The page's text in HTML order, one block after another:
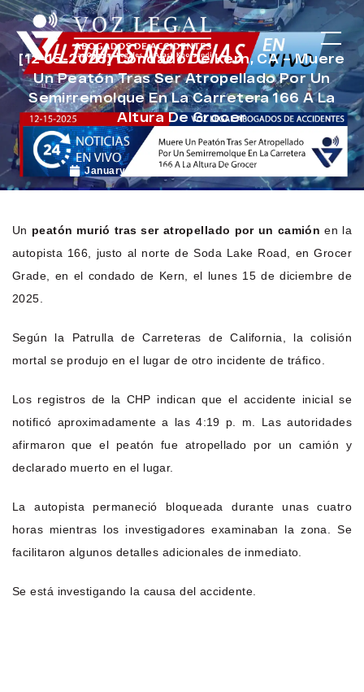
[12-15-2025] Condado De Kern, CA – Muere
Un Peatón Tras Ser Atropellado Por Un
Semirremolque En La Carretera 166 A La
Altura De Grocer
January 6, 2026 Noticias de Accidentes
Un peatón murió tras ser atropellado por un camión en la
autopista 166, justo al norte de Soda Lake Road, en Grocer
Grade, en el condado de Kern, el lunes 15 de diciembre de
2025.
Según la Patrulla de Carreteras de California, la colisión
mortal se produjo en el lugar de otro incidente de tráfico.
Los registros de la CHP indican que el accidente inicial se
notificó aproximadamente a las 4:19 p. m. Las autoridades
afirmaron que el peatón fue atropellado por un camión y
declarado muerto en el lugar.
La autopista permaneció bloqueada durante unas cuatro
horas mientras los investigadores examinaban la zona. Se
facilitaron algunos detalles adicionales de inmediato.
Se está investigando la causa del accidente.